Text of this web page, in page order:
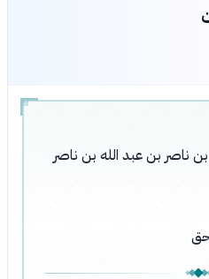
ناصر بن عبد الله بن ناصر